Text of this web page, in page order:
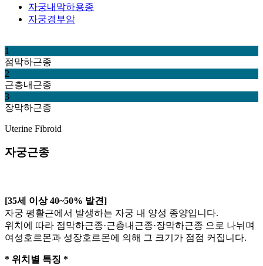
자궁내막하용종
자궁경부암
1
점막하근종
2
근층내근종
3
장막하근종
Uterine Fibroid
자궁근종
[35세 이상 40~50% 발견]
자궁 평활근에서 발생하는 자궁 내 양성 종양입니다.
위치에 따라 점막하근종·근층내근종·장막하근종 으로 나뉘며
여성호르몬과 성장호르몬에 의해 그 크기가 점점 커집니다.
* 위치별 특징 *